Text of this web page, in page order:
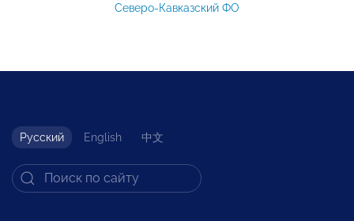
Северо-Кавказский ФО
Русский English 中文